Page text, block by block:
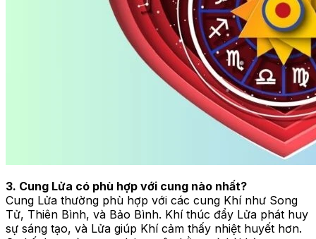
3. Cung Lửa có phù hợp với cung nào nhất?
Cung Lửa thường phù hợp với các cung Khí như Song
Tử, Thiên Bình, và Bảo Bình. Khí thúc đẩy Lửa phát huy
sự sáng tạo, và Lửa giúp Khí cảm thấy nhiệt huyết hơn.